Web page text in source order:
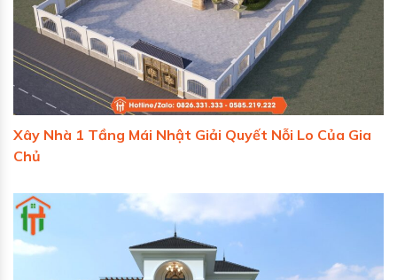
Xây Nhà 1 Tầng Mái Nhật Giải Quyết Nỗi Lo Của Gia
Chủ